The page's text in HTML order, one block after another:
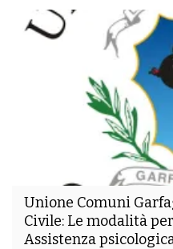
Unione Comuni
Civile: Le modalità
Assistenza